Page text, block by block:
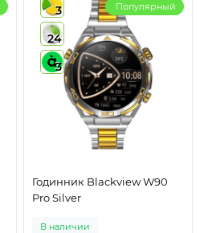
3
24
3
Популярный
Годинник Blackview W90
Pro Silver
В наличии